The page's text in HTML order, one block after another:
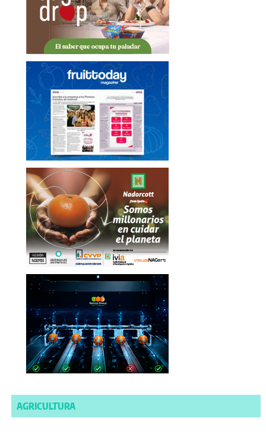
AGRICULTURA